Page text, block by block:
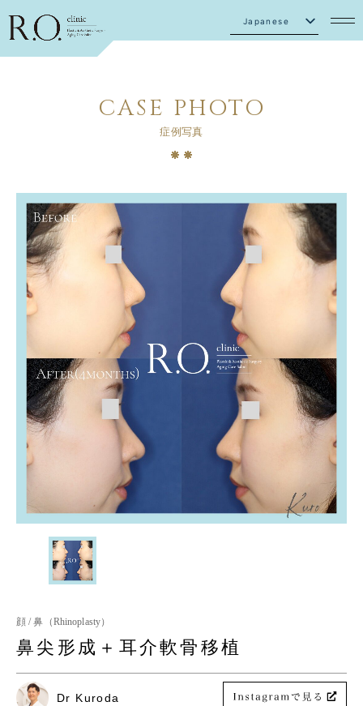
Japanese
CASE PHOTO
症例写真
顔 / 鼻（Rhinoplasty）
鼻尖形成＋耳介軟骨移植
Dr Kuroda